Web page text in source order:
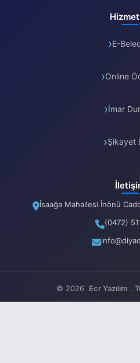
E-
Online
İmar
Şikayet
İsaağa Mahallesi İnönü
(0472)
© 2026 Ecr Yazılım .